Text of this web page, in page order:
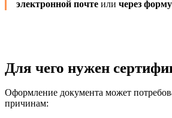
электронной почте или через
Для чего нужен
Оформление документа может
причинам: